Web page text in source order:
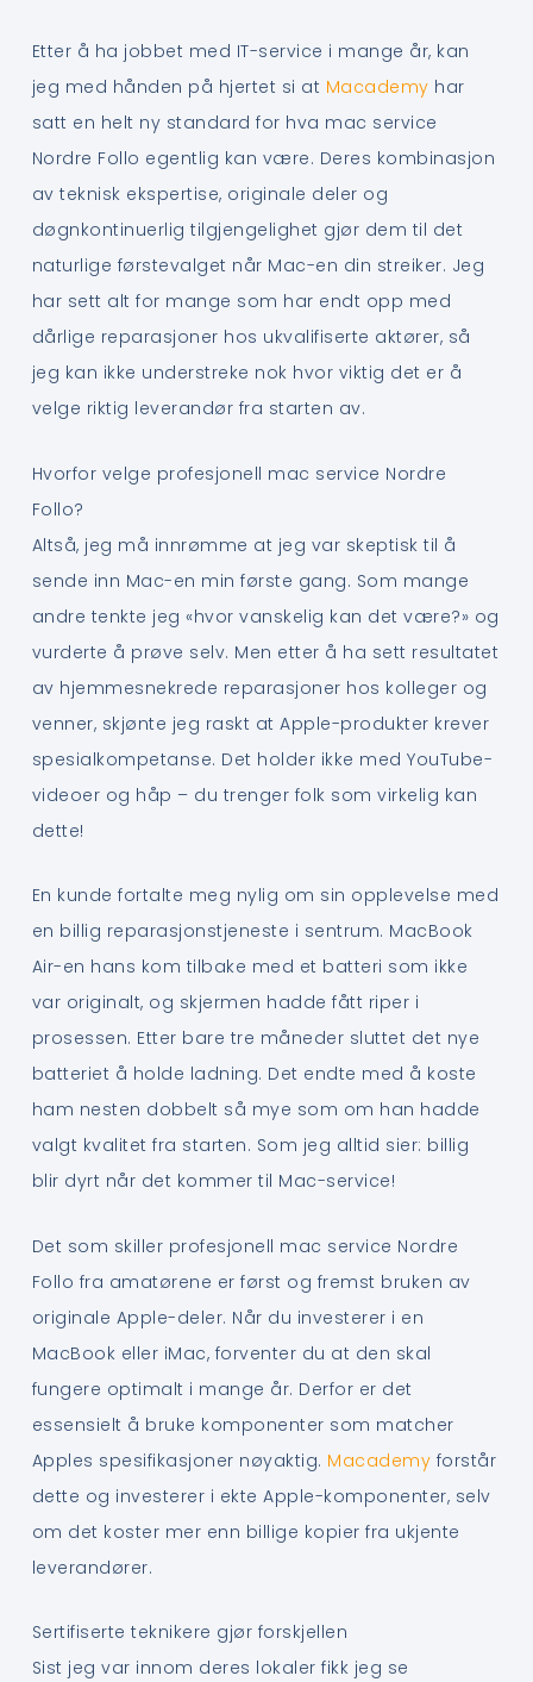
Etter å ha jobbet med IT-service i mange år, kan
jeg med hånden på hjertet si at Macademy har
satt en helt ny standard for hva mac service
Nordre Follo egentlig kan være. Deres kombinasjon
av teknisk ekspertise, originale deler og
døgnkontinuerlig tilgjengelighet gjør dem til det
naturlige førstevalget når Mac-en din streiker. Jeg
har sett alt for mange som har endt opp med
dårlige reparasjoner hos ukvalifiserte aktører, så
jeg kan ikke understreke nok hvor viktig det er å
velge riktig leverandør fra starten av.
Hvorfor velge profesjonell mac service Nordre
Follo?
Altså, jeg må innrømme at jeg var skeptisk til å
sende inn Mac-en min første gang. Som mange
andre tenkte jeg «hvor vanskelig kan det være?» og
vurderte å prøve selv. Men etter å ha sett resultatet
av hjemmesnekrede reparasjoner hos kolleger og
venner, skjønte jeg raskt at Apple-produkter krever
spesialkompetanse. Det holder ikke med YouTube-
videoer og håp – du trenger folk som virkelig kan
dette!
En kunde fortalte meg nylig om sin opplevelse med
en billig reparasjonstjeneste i sentrum. MacBook
Air-en hans kom tilbake med et batteri som ikke
var originalt, og skjermen hadde fått riper i
prosessen. Etter bare tre måneder sluttet det nye
batteriet å holde ladning. Det endte med å koste
ham nesten dobbelt så mye som om han hadde
valgt kvalitet fra starten. Som jeg alltid sier: billig
blir dyrt når det kommer til Mac-service!
Det som skiller profesjonell mac service Nordre
Follo fra amatørene er først og fremst bruken av
originale Apple-deler. Når du investerer i en
MacBook eller iMac, forventer du at den skal
fungere optimalt i mange år. Derfor er det
essensielt å bruke komponenter som matcher
Apples spesifikasjoner nøyaktig. Macademy forstår
dette og investerer i ekte Apple-komponenter, selv
om det koster mer enn billige kopier fra ukjente
leverandører.
Sertifiserte teknikere gjør forskjellen
Sist jeg var innom deres lokaler fikk jeg se